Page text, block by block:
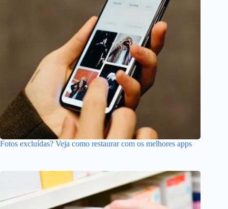
Fotos excluídas? Veja como restaurar com os melhores apps